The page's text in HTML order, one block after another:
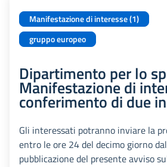
Manifestazione di interesse (1)
gruppo europeo
Dipartimento per lo
Manifestazione di
conferimento di due
Gli interessati potranno inviare la
entro le ore 24 del decimo giorno
pubblicazione del presente avviso